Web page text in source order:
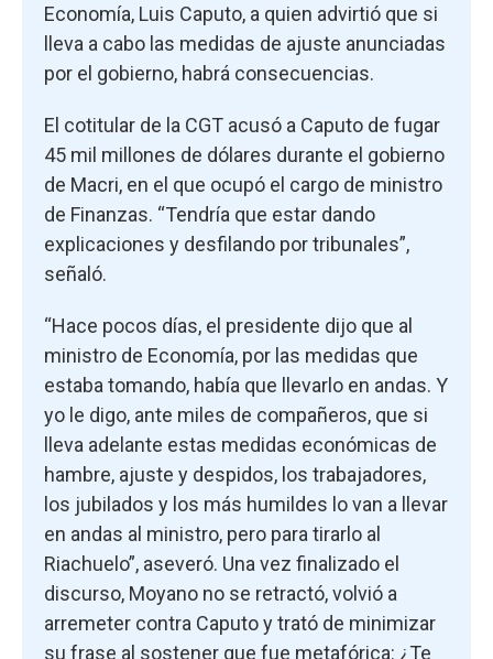
Economía, Luis Caputo, a quien advirtió que si
lleva a cabo las medidas de ajuste anunciadas
por el gobierno, habrá consecuencias.
El cotitular de la CGT acusó a Caputo de fugar
45 mil millones de dólares durante el gobierno
de Macri, en el que ocupó el cargo de ministro
de Finanzas. “Tendría que estar dando
explicaciones y desfilando por tribunales”,
señaló.
“Hace pocos días, el presidente dijo que al
ministro de Economía, por las medidas que
estaba tomando, había que llevarlo en andas. Y
yo le digo, ante miles de compañeros, que si
lleva adelante estas medidas económicas de
hambre, ajuste y despidos, los trabajadores,
los jubilados y los más humildes lo van a llevar
en andas al ministro, pero para tirarlo al
Riachuelo”, aseveró. Una vez finalizado el
discurso, Moyano no se retractó, volvió a
arremeter contra Caputo y trató de minimizar
su frase al sostener que fue metafórica: ¿Te